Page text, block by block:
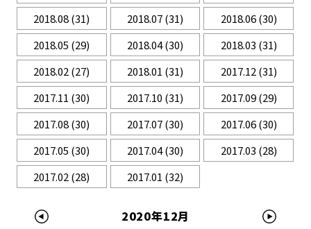
2018.08(31) 2018.07(31) 2018.06(30)
2018.05 (29) 2018.04(30) 2018.03 (31)
2018.02(27) 2018.01 (31) 2017.12(31)
2017.11 (30) 2017.10 (31) 2017.09(29)
2017.08(30) 2017.07(30) 2017.06(30)
2017.05 (30) 2017.04(30) 2017.03 (28)
2017.02(28) 2017.01 (32)
2020年12月